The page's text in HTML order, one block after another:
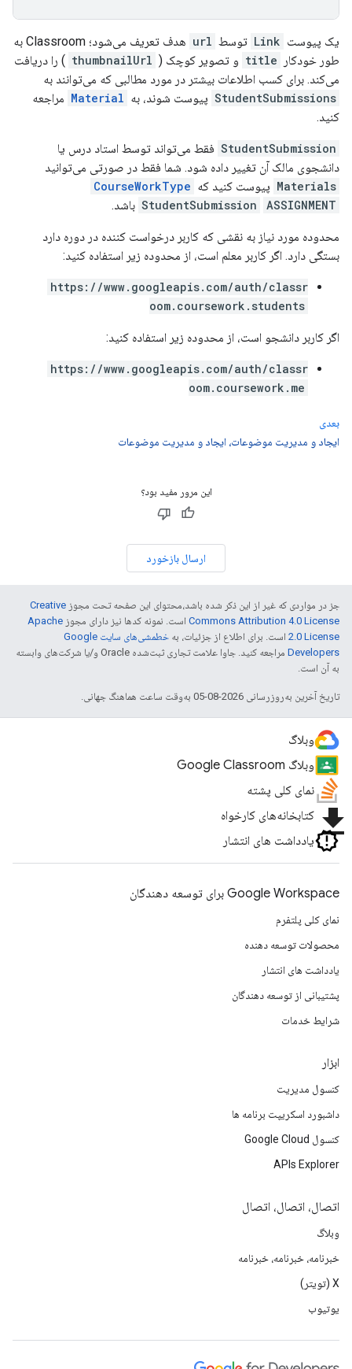
یک پیوست Link توسط url
هدف تعریف می‌شود؛ Classroom به
طور خودکار
title و تصویر کوچک ( thumbnailUrl ) را دریافت
می‌کند. برای کسب اطلاعات بیشتر در مورد مطالبی که می‌توانند به
StudentSubmissions پیوست شوند، به Material مراجعه
کنید.
StudentSubmission فقط می‌تواند توسط استاد درس یا
دانشجوی مالک آن تغییر داده شود. شما فقط در صورتی می‌توانید
Materials پیوست کنید که CourseWorkType
StudentSubmission
ASSIGNMENT باشد.
محدوده مورد نیاز به نقشی که کاربر درخواست کننده در دوره دارد
بستگی دارد. اگر کاربر معلم است، از محدوده زیر استفاده کنید:
https://www.googleapis.com/auth/classr
oom.coursework.students
اگر کاربر دانشجو است، از محدوده زیر استفاده کنید:
https://www.googleapis.com/auth/classr
oom.coursework.me
بعدی
ایجاد و مدیریت موضوعات، ایجاد و مدیریت موضوعات
این مرور مفید بود؟
ارسال بازخورد
جز در مواردی که غیر از این ذکر شده باشد،‌محتوای این صفحه تحت مجوز Creative
Commons Attribution 4.0 License است. نمونه کدها نیز دارای مجوز Apache
2.0 License است. برای اطلاع از جزئیات، به
خطمشی‌های سایت Google
Developers‏
مراجعه کنید. جاوا علامت تجاری ثبت‌شده Oracle و/یا شرکت‌های وابسته
به آن است.
تاریخ آخرین به‌روزرسانی 2026-08-05 به‌وقت ساعت هماهنگ جهانی.
وبلاگ
وبلاگ Google Classroom
نمای کلی پشته
file_download کتابخانه‌های کارخواه
یادداشت های انتشار
Google Workspace برای توسعه دهندگان
نمای کلی پلتفرم
محصولات توسعه دهنده
یادداشت های انتشار
پشتیبانی از توسعه دهندگان
شرایط خدمات
ابزار
کنسول مدیریت
داشبورد اسکریپت برنامه ها
کنسول Google Cloud
APIs Explorer
اتصال، اتصال، اتصال
وبلاگ
خبرنامه، خبرنامه، خبرنامه
X (تویتر)
یوتیوب